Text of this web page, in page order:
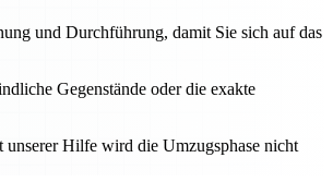
und Durchführung, damit Sie sich auf das
Gegenstände oder die exakte
Hilfe wird die Umzugsphase nicht